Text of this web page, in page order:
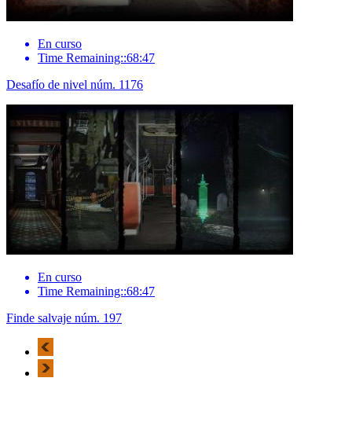
En curso
Time Remaining::68:47
Desafío de nivel núm. 1176
En curso
Time Remaining::68:47
Finde salvaje núm. 197